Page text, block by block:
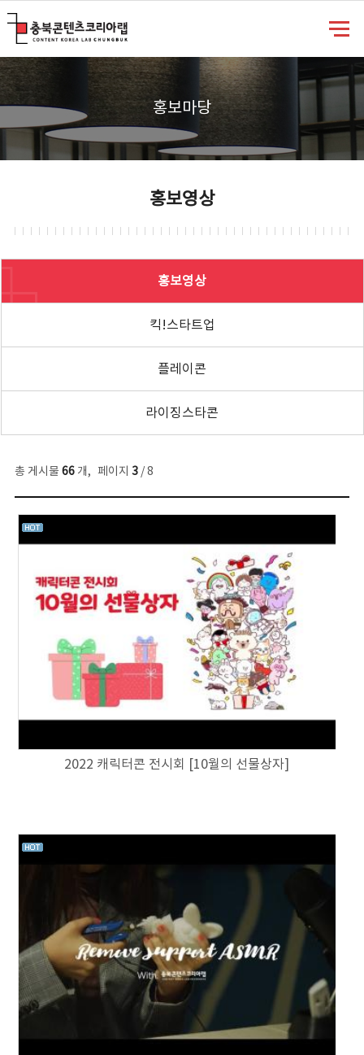
홍보마당
홍보영상
홍보영상
킥!스타트업
플레이콘
라이징스타콘
총 게시물 66개, 페이지 3/ 8
2022 캐릭터콘 전시회 [10월의 선물상자]